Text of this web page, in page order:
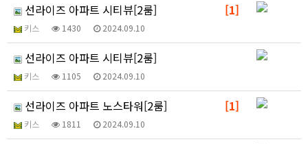
[1]
선라이즈 아파트 시티뷰[2룸]
키스 1430 2024.09.10
선라이즈 아파트 시티뷰[2룸]
키스 1105 2024.09.10
[1]
선라이즈 아파트 노스타워[2룸]
키스 1811 2024.09.10